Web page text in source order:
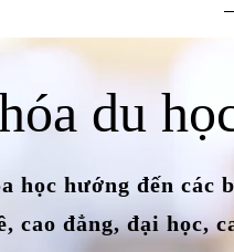
du
học hướng đến các
cao đẳng, đại học,